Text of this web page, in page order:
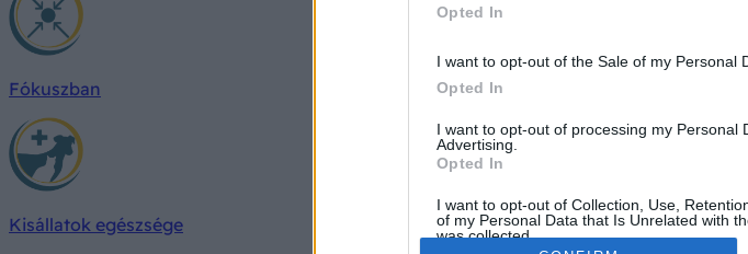
Opted In
I want to opt-out of the Sale of my Personal
Opted In
I want to opt-out of processing my Personal
Advertising.
Opted In
I want to opt-out of Collection, Use,
of my Personal Data that Is Unrelated with
was collected.
Fókuszban
Kisállatok egészsége